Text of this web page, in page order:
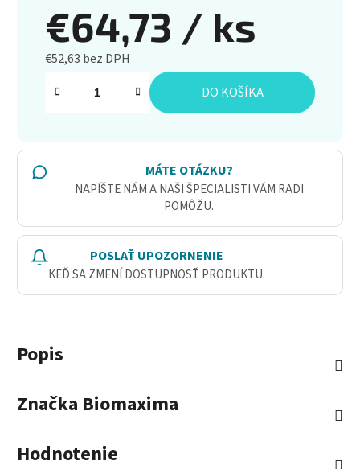
€64,73 / ks
€52,63 bez DPH
Jednotková cena:
DO KOŠÍKA
MÁTE OTÁZKU?
NAPÍŠTE NÁM A NAŠI ŠPECIALISTI VÁM RADI
POMÔŽU.
POSLAŤ UPOZORNENIE
KEĎ SA ZMENÍ DOSTUPNOSŤ PRODUKTU.
Popis
Značka Biomaxima
Hodnotenie